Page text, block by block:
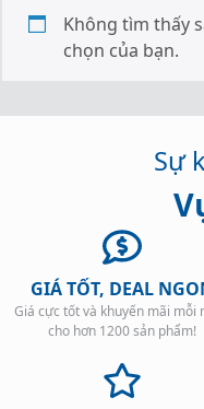
Không tìm thấy
chọn của bạn.
Sự
GIÁ TỐT, DEAL
Giá cực tốt và khuyến mãi mỗi
cho hơn 1200 sản phẩm!